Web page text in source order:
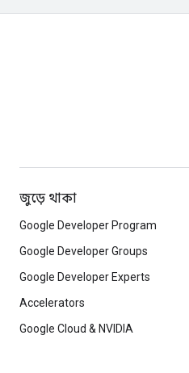
জুড়ে থাকা
Google Developer Program
Google Developer Groups
Google Developer Experts
Accelerators
Google Cloud & NVIDIA